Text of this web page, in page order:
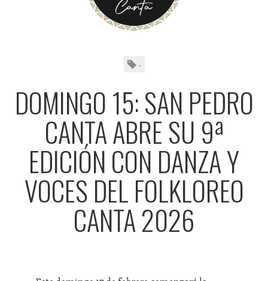
-
DOMINGO 15: SAN PEDRO
CANTA ABRE SU 9ª
EDICIÓN CON DANZA Y
VOCES DEL FOLKLOREO
CANTA 2026